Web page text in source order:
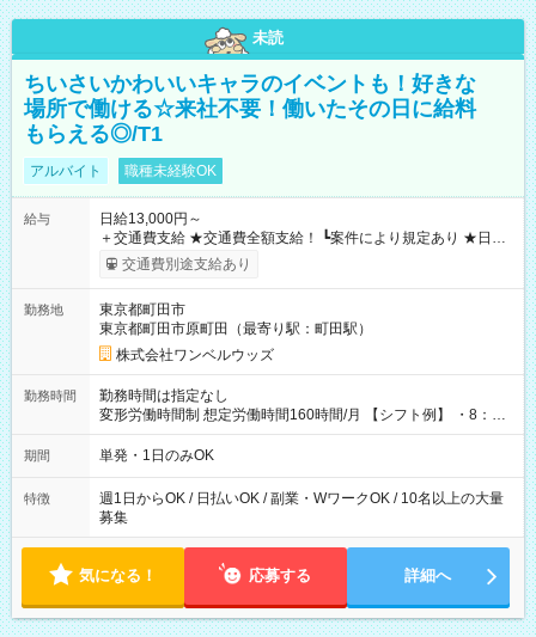
未読
ちいさいかわいいキャラのイベントも！好きな
場所で働ける☆来社不要！働いたその日に給料
もらえる◎/T1
アルバイト 職種未経験OK
給与
日給13,000円～
＋交通費支給 ★交通費全額支給！ ┗案件により規定あり ★日払
いOK！（規定あり） ┗働いたその日に現金GET♪ お仕事後はコ
ンビニATMから 日払い分を引き落とせます！ 【試用期間】試
交通費別途支給あり
勤務地
東京都町田市
東京都町田市原町田（最寄り駅：町田駅）
株式会社ワンベルウッズ
勤務時間
勤務時間は指定なし
変形労働時間制 想定労働時間160時間/月 【シフト例】 ・8：00
～21：00
期間 単発・1日のみOK
特徴
週1日からOK / 日払いOK / 副業・WワークOK / 10名以上の大量
募集
気になる！ 応募する 詳細へ